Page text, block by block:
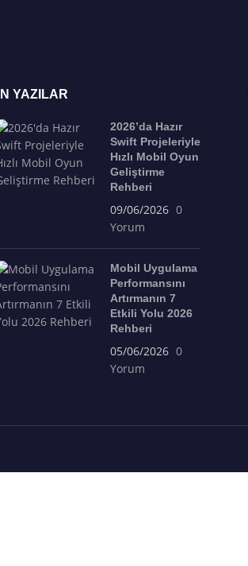
YAZILAR
2026’da Hazır
Swift Projeleriyle
Hızlı Mobil Oyun
Geliştirme
Rehberi
09/06/2026 0
Yorum
Mobil Uygulama
Performansını
Artırmanın 7
Etkili Yolu 2026
Rehberi
05/06/2026 0
Yorum